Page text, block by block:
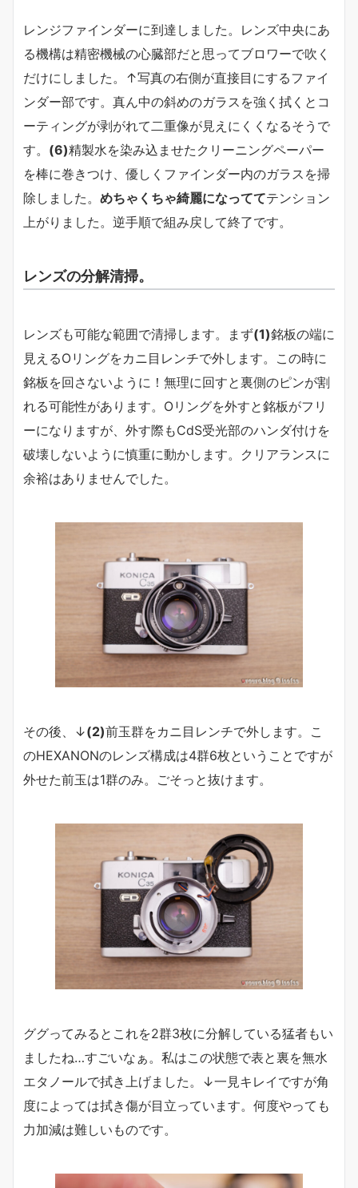
レンジファインダーに到達しました。レンズ中央にあ
る機構は精密機械の心臓部だと思ってブロワーで吹く
だけにしました。↑写真の右側が直接目にするファイ
ンダー部です。真ん中の斜めのガラスを強く拭くとコ
ーティングが剥がれて二重像が見えにくくなるそうで
す。 (6)精製水を染み込ませたクリーニングペーパー
を棒に巻きつけ、優しくファインダー内のガラスを掃
除しました。 めちゃくちゃ綺麗になっててテンション
上がりました。逆手順で組み戻して終了です。
レンズの分解清掃。
レンズも可能な範囲で清掃します。まず(1)銘板の端に
見えるOリングをカニ目レンチで外します。この時に
銘板を回さないように！無理に回すと裏側のピンが割
れる可能性があります。Oリングを外すと銘板がフリ
ーになりますが、外す際もCdS受光部のハンダ付けを
破壊しないように慎重に動かします。クリアランスに
余裕はありませんでした。
その後、↓(2)前玉群をカニ目レンチで外します。こ
のHEXANONのレンズ構成は4群6枚ということですが
外せた前玉は1群のみ。ごそっと抜けます。
ググってみるとこれを2群3枚に分解している猛者もい
ましたね…すごいなぁ。私はこの状態で表と裏を無水
エタノールで拭き上げました。↓一見キレイですが角
度によっては拭き傷が目立っています。何度やっても
力加減は難しいものです。